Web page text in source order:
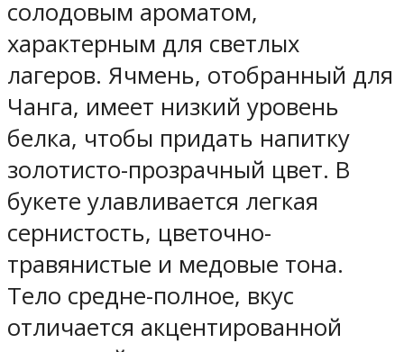
солодовым ароматом,
характерным для светлых
лагеров. Ячмень, отобранный для
Чанга, имеет низкий уровень
белка, чтобы придать напитку
золотисто-прозрачный цвет. В
букете улавливается легкая
сернистость, цветочно-
травянистые и медовые тона.
Тело средне-полное, вкус
отличается акцентированной